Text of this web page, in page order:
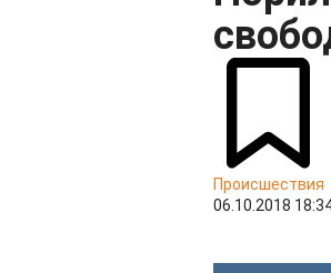
Происшествия
06.10.2018